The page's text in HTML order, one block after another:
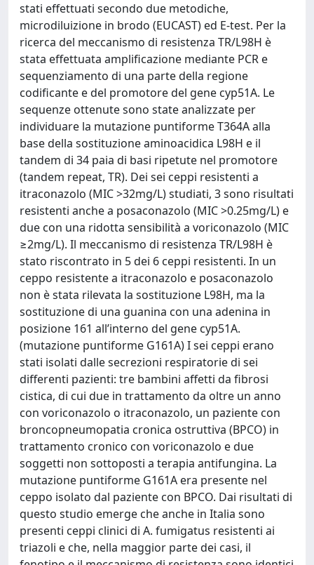
stati effettuati secondo due metodiche,
microdiluizione in brodo (EUCAST) ed E-test. Per la
ricerca del meccanismo di resistenza TR/L98H è
stata effettuata amplificazione mediante PCR e
sequenziamento di una parte della regione
codificante e del promotore del gene cyp51A. Le
sequenze ottenute sono state analizzate per
individuare la mutazione puntiforme T364A alla
base della sostituzione aminoacidica L98H e il
tandem di 34 paia di basi ripetute nel promotore
(tandem repeat, TR). Dei sei ceppi resistenti a
itraconazolo (MIC >32mg/L) studiati, 3 sono risultati
resistenti anche a posaconazolo (MIC >0.25mg/L) e
due con una ridotta sensibilità a voriconazolo (MIC
≥2mg/L). Il meccanismo di resistenza TR/L98H è
stato riscontrato in 5 dei 6 ceppi resistenti. In un
ceppo resistente a itraconazolo e posaconazolo
non è stata rilevata la sostituzione L98H, ma la
sostituzione di una guanina con una adenina in
posizione 161 all’interno del gene cyp51A.
(mutazione puntiforme G161A) I sei ceppi erano
stati isolati dalle secrezioni respiratorie di sei
differenti pazienti: tre bambini affetti da fibrosi
cistica, di cui due in trattamento da oltre un anno
con voriconazolo o itraconazolo, un paziente con
broncopneumopatia cronica ostruttiva (BPCO) in
trattamento cronico con voriconazolo e due
soggetti non sottoposti a terapia antifungina. La
mutazione puntiforme G161A era presente nel
ceppo isolato dal paziente con BPCO. Dai risultati di
questo studio emerge che anche in Italia sono
presenti ceppi clinici di A. fumigatus resistenti ai
triazoli e che, nella maggior parte dei casi, il